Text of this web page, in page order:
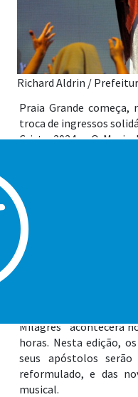
Richard Aldrin /
Praia Grande começa,
troca de ingressos
Cristo 2024 – O
por 2 ingressos. As
pessoa) ocorrerão de
e sábado, das 14h às
todos os donativos
Social de Solidariedade
Milagres” acontecerá
horas. Nesta edição,
seus apóstolos
reformulado, e das
musical.